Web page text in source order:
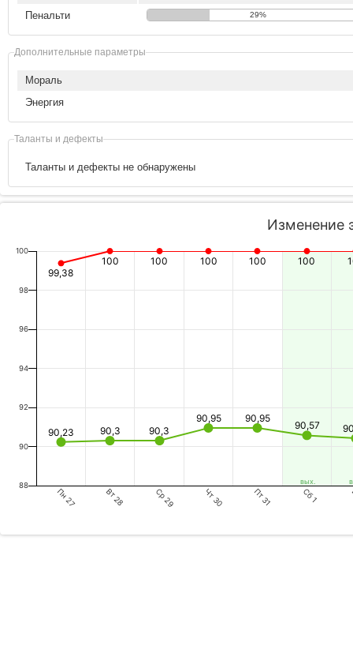
Пенальти 29%
Дополнительные параметры
Мораль
Энергия
Таланты и дефекты
Таланты и дефекты не обнаружены
вых.
Изменение
90,23 90,3 90,3
90,95 90,95
90,57
99,38
100 100 100 100 100
Пн 27 Вт 28 Ср 29 Чт 30 Пт 31 Сб 1
88
90
92
94
96
98
100